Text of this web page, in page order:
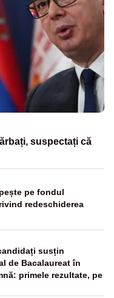
suspectați că
pe fondul
redeschiderea
susțin
de Bacalaureat în
primele rezultate, pe